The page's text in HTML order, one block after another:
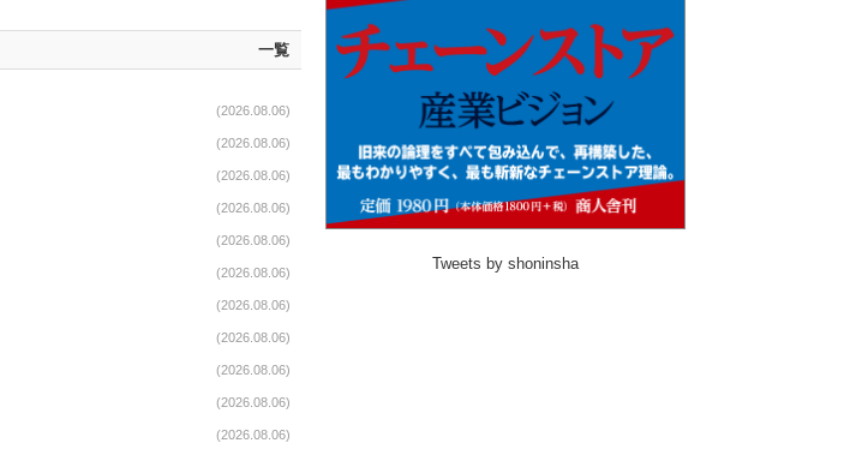
一覧
(2026.08.06)
(2026.08.06)
(2026.08.06)
(2026.08.06)
(2026.08.06)
(2026.08.06)
(2026.08.06)
(2026.08.06)
(2026.08.06)
(2026.08.06)
(2026.08.06)
Tweets by shoninsha